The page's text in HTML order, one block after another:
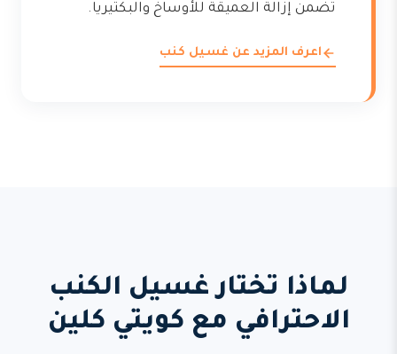
تضمن إزالة العميقة للأوساخ والبكتيريا.
اعرف المزيد عن غسيل كنب
لماذا تختار غسيل الكنب
الاحترافي مع كويتي كلين